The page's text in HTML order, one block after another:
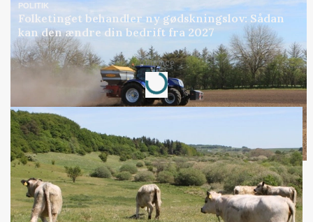
POLITIK
Folketinget behandler ny gødskningslov: Sådan
kan den ændre din bedrift fra 2027
Annonce
Loading...